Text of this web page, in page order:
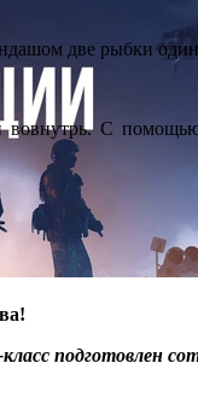
две рыбки
С
подготовлен